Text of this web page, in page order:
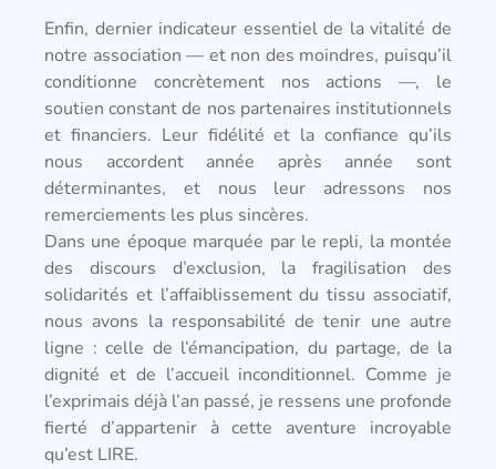
Enfin, dernier indicateur essentiel de la vitalité de
notre association — et non des moindres, puisqu’il
conditionne concrètement nos actions —, le
soutien constant de nos partenaires institutionnels
et financiers. Leur fidélité et la confiance qu’ils
nous accordent année après année sont
déterminantes, et nous leur adressons nos
remerciements les plus sincères.
Dans une époque marquée par le repli, la montée
des discours d’exclusion, la fragilisation des
solidarités et l’affaiblissement du tissu associatif,
nous avons la responsabilité de tenir une autre
ligne : celle de l’émancipation, du partage, de la
dignité et de l’accueil inconditionnel. Comme je
l’exprimais déjà l’an passé, je ressens une profonde
fierté d’appartenir à cette aventure incroyable
qu’est LIRE.